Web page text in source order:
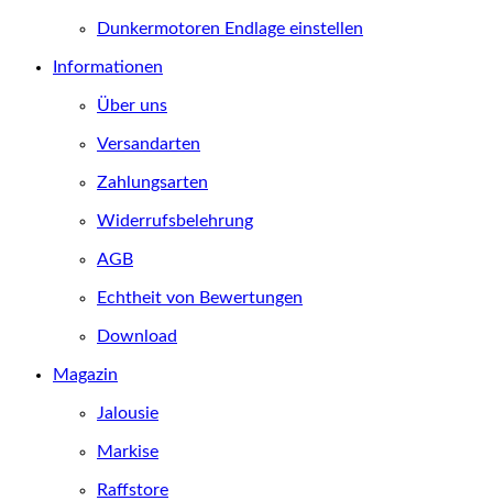
Dunkermotoren Endlage einstellen
Informationen
Über uns
Versandarten
Zahlungsarten
Widerrufsbelehrung
AGB
Echtheit von Bewertungen
Download
Magazin
Jalousie
Markise
Raffstore